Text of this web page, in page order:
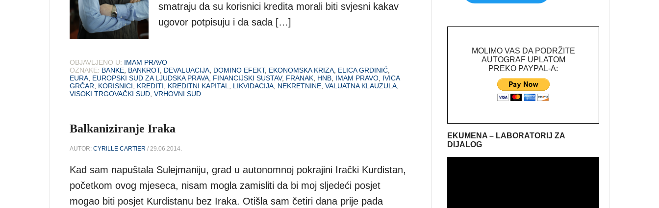
smatraju da su korisnici kredita morali biti svjesni kakav
ugovor potpisuju i da sada […]
OBJAVLJENO U: IMAM PRAVO
OZNAKE: BANKE BANKROT, DEVALUACIJA DOMINO EFEKT, EKONOMSKA KRIZA ELICA GRDINIĆ
EURA EUROPSKI SUD ZA LJUDSKA PRAVA FINANCIJSKI SUSTAV, FRANAK HNB IMAM PRAVO IVICA
GRČAR
KORISNICI KREDITI KREDITNI KAPITAL LIKVIDACIJA NEKRETNINE VALUATNA KLAUZULA
VISOKI TRGOVAČKI SUD VRHOVNI SUD
Balkaniziranje Iraka
AUTOR: CYRILLE CARTIER / 29.06.2014.
Kad sam napuštala Sulejmaniju, grad u autonomnoj pokrajini Irački Kurdistan,
početkom ovog mjeseca, nisam mogla zamisliti da bi moj sljedeći posjet
mogao biti posjet Kurdistanu bez Iraka. Otišla sam četiri dana prije pada
MOLIMO VAS DA PODRŽITE
AUTOGRAF UPLATOM
PREKO PAYPAL-A:
EKUMENA – LABORATORIJ ZA
DIJALOG